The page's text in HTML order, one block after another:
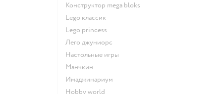
Конструктор mega bloks
Lego классик
Lego princess
Лего джуниорс
Настольные игры
Манчкин
Имаджинариум
Hobby world